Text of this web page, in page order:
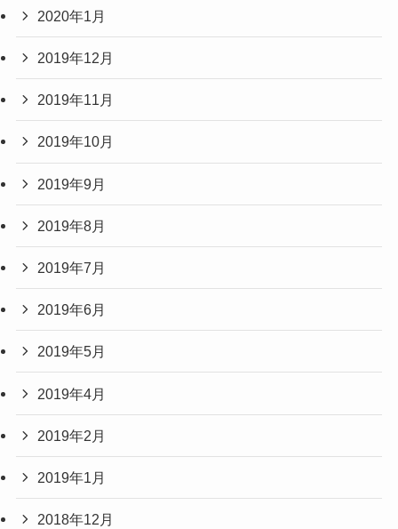
2020年1月
2019年12月
2019年11月
2019年10月
2019年9月
2019年8月
2019年7月
2019年6月
2019年5月
2019年4月
2019年2月
2019年1月
2018年12月